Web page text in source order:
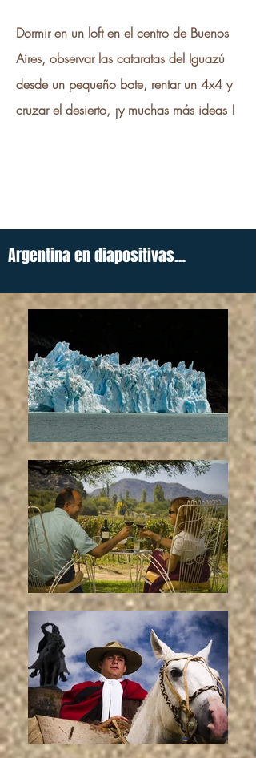
Argentina en diapositivas…
Dormir en un loft en el centro de Buenos
Aires, observar las cataratas del Iguazú
desde un pequeño bote, rentar un 4x4 y
cruzar el desierto, ¡y muchas más ideas !